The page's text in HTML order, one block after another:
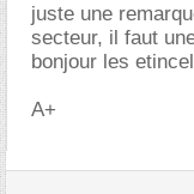
juste une
secteur, il faut
bonjour les
A+